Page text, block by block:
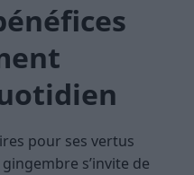
pour ses vertus
s’invite de